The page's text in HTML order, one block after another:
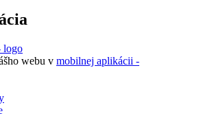
webu v mobilnej aplikácii -